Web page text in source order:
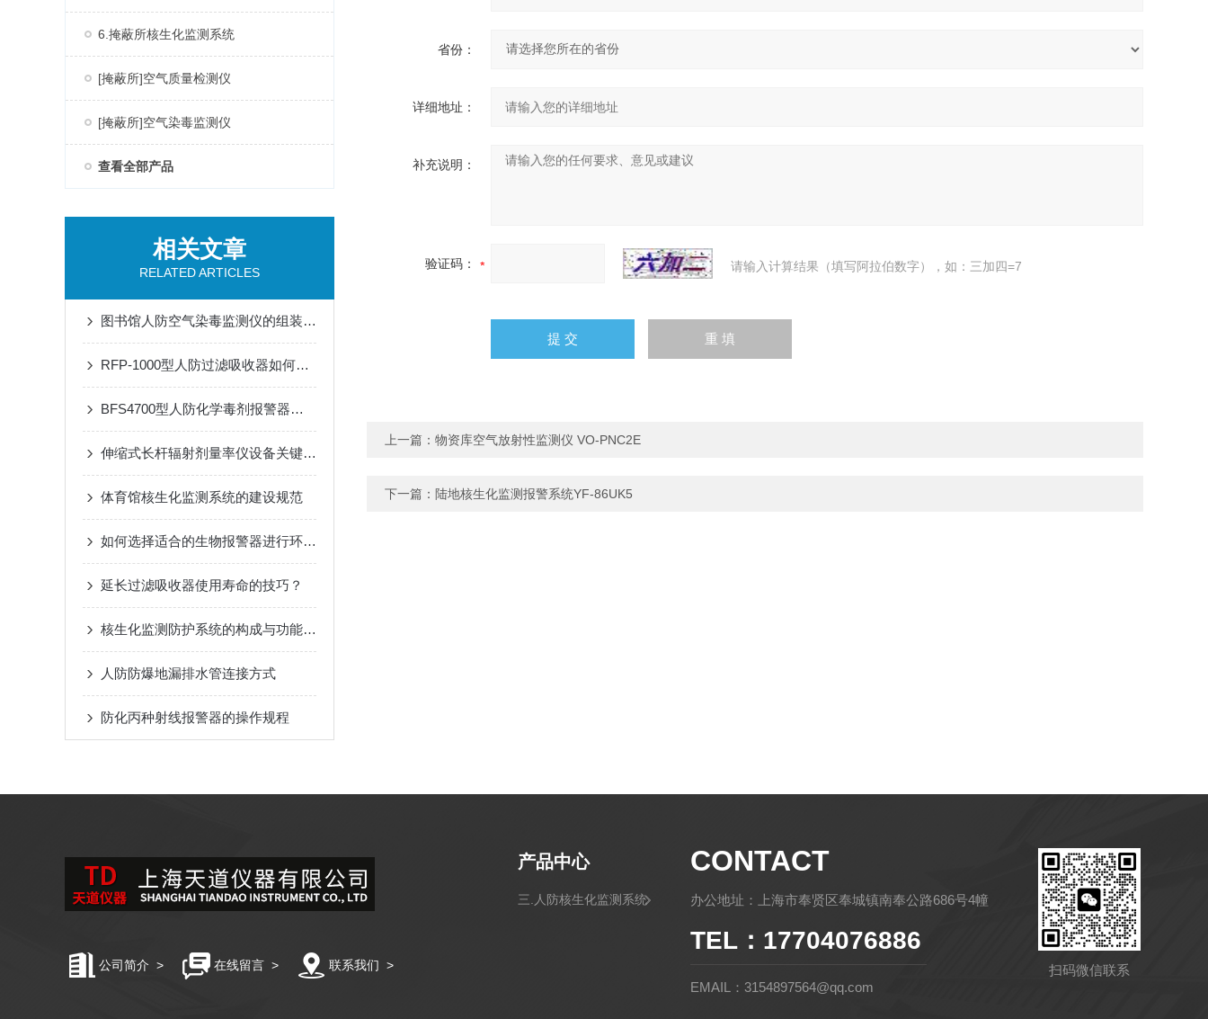
6.掩蔽所核生化监测系统
[掩蔽所]空气质量检测仪
[掩蔽所]空气染毒监测仪
查看全部产品
相关文章
RELATED ARTICLES
图书馆人防空气染毒监测仪的组装与使用
RFP-1000型人防过滤吸收器如何提升防护设施的整体效能？
BFS4700型人防化学毒剂报警器是重要技术屏障
伸缩式长杆辐射剂量率仪设备关键技术与应用
体育馆核生化监测系统的建设规范
如何选择适合的生物报警器进行环境监测？
延长过滤吸收器使用寿命的技巧？
核生化监测防护系统的构成与功能详解
人防防爆地漏排水管连接方式
防化丙种射线报警器的操作规程
省份：
详细地址：
补充说明：
验证码： 请输入计算结果（填写阿拉伯数字），如：三加四=7
上一篇： 物资库空气放射性监测仪 VO-PNC2E
下一篇： 陆地核生化监测报警系统YF-86UK5
公司简介 > 在线留言 > 联系我们 >
产品中心
三.人防核生化监测系统
CONTACT
办公地址：上海市奉贤区奉城镇南奉公路686号4幢
TEL：17704076886
EMAIL：3154897564@qq.com
扫码微信联系